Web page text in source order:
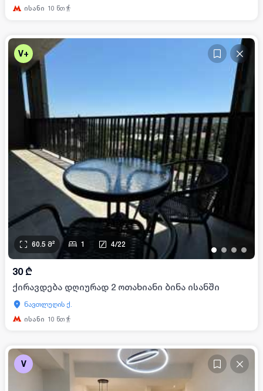
ისანი 10 წთ
V+
• • • •
60.5 მ² 1 4/22
30 ₾
ქირავდება დღიურად 2 ოთახიანი ბინა ისანში
ნავთლუღის ქ.
ისანი 10 წთ
V